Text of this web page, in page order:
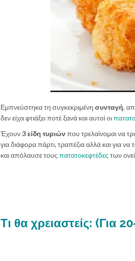
Εμπνεύστηκα τη συγκεκριμένη συνταγή,
δεν είχα φτιάξει ποτέ ξανά και αυτοί οι
Έχουν3 είδη τυριών που τρελαίνομαι να
για διάφορα πάρτι, τραπέζια αλλά και για
και απόλαυσε τους πατατοκεφτέδες των
Τι θα χρειαστείς: (Για